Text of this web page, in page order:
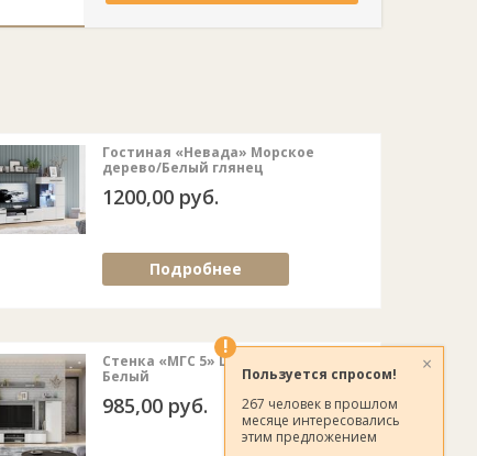
!
×
Пользуется спросом!
267 человек в прошлом
месяце интересовались
этим предложением
Гостиная «Невада» Морское
дерево/Белый глянец
1200,00 руб.
Подробнее
Стенка «МГС 5» Цемент светлый/
Белый
985,00 руб.